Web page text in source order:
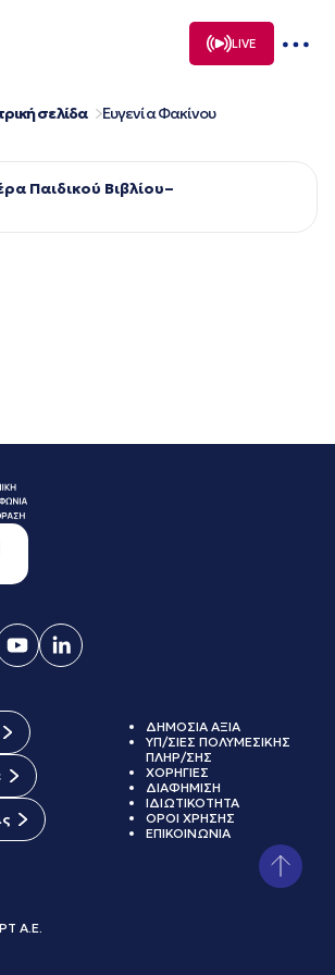
LIVE
σελίδα Ευγενία Φακίνου
Παιδικού Βιβλίου–
Α.Ε.
ΔΗΜΟΣΙΑ ΑΞΙΑ
ΥΠ/ΣΙΕΣ ΠΟΛΥΜΕΣΙΚΗΣ
ΠΛΗΡ/ΣΗΣ
ΧΟΡΗΓΙΕΣ
ΔΙΑΦΗΜΙΣΗ
ΙΔΙΩΤΙΚΟΤΗΤΑ
ΟΡΟΙ ΧΡΗΣΗΣ
ΕΠΙΚΟΙΝΩΝΙΑ